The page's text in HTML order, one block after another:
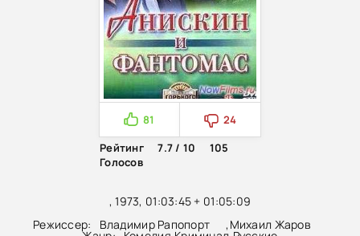
, 1973, 01:03:45 + 01:05:09
Режиссер:
Владимир Рапопорт , Михаил Жаров
81
24
Рейтинг
7.7 / 10
105
Голосов